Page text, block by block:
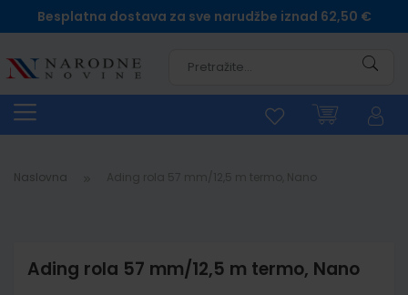
Besplatna dostava za sve narudžbe iznad 62,50 €
Naslovna
Ading rola 57 mm/12,5 m termo, Nano